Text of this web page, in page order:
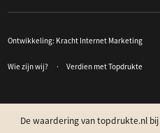
Ontwikkeling: Kracht Internet Marketing
Wie zijn wij? Verdien met Topdrukte
De waardering van topdrukte.nl bij